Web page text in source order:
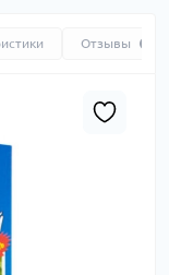
Отзывы